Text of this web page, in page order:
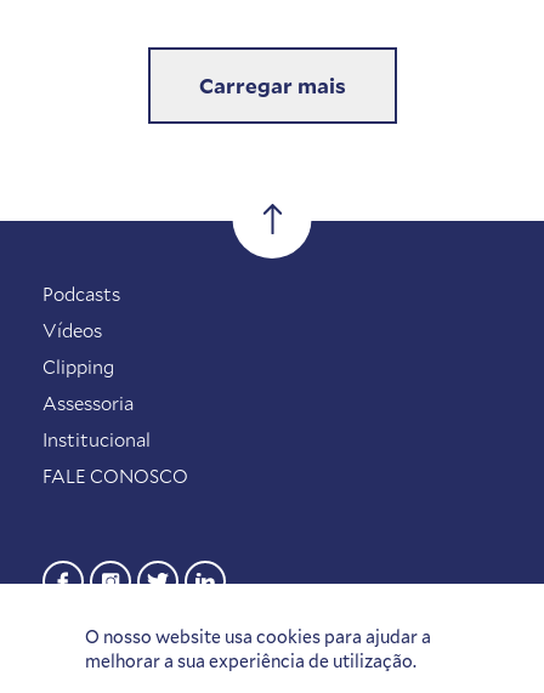
Carregar mais
O nosso website usa cookies para ajudar a
melhorar a sua experiência de utilização.
Podcasts
Vídeos
Clipping
Assessoria
Institucional
FALE CONOSCO